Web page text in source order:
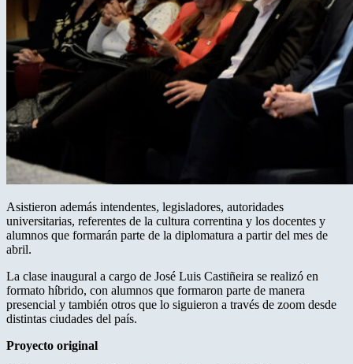
Asistieron además intendentes, legisladores, autoridades
universitarias, referentes de la cultura correntina y los docentes y
alumnos que formarán parte de la diplomatura a partir del mes de
abril.
La clase inaugural a cargo de José Luis Castiñeira se realizó en
formato híbrido, con alumnos que formaron parte de manera
presencial y también otros que lo siguieron a través de zoom desde
distintas ciudades del país.
Proyecto original